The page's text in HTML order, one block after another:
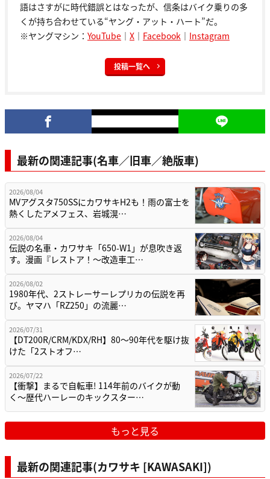
語はさすがに時代錯誤とはなったが、信条はバイク乗りの多
くが持ち合わせている“ヤング・アット・ハート”だ。
※ヤングマシン： YouTube ｜ X ｜ Facebook ｜ Instagram
投稿一覧へ
最新の関連記事(名車／旧車／絶版車)
2026/08/04
MVアグスタ750SSにカワサキH2も！雨の富士を
熱くしたアメフェス、岩城滉…
2026/08/04
伝説の名車・カワサキ「650-W1」が息吹き返
す。漫画『レストア！～改造車工…
2026/08/02
1980年代、2ストレーサーレプリカの伝説を再
び。ヤマハ「RZ250」の流麗…
2026/07/31
【DT200R/CRM/KDX/RH】80〜90年代を駆け抜
けた「2ストオフ…
2026/07/22
【衝撃】まるで自転車! 114年前のバイクが動
く〜歴代ハーレーのキックスター…
もっと見る
最新の関連記事(カワサキ [KAWASAKI])